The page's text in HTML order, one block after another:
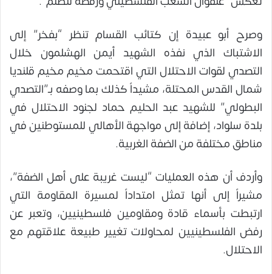
وصرح أبو عبيدة إن كتائب القسام تنظر “بفخر” إلى
الاشتباك الذي نفذه الشهيد أيمن الهشلمون خلال
التصدي لقوات الاحتلال التي اقتحمت مخيم مخيم قلنديا
شمال القدس المحتلة، مشيداً كذلك بما وصفه بـ”التصدي
البطولي” للشهيد عبد الحليم حماد لجنود الاحتلال في
بلدة سلواد، إضافة إلى مواجهة الأهالي للمستوطنين في
مناطق مختلفة من الضفة الغربية.
وأردف أن هذه العمليات “ليست غريبة على أهل الضفة”،
مشيراً إلى أنها تمثل امتداداً لمسيرة المقاومة التي
ارتبطت بأسماء قادة ومقاومين فلسطينيين، وتعبر عن
رفض الفلسطينيين لمحاولات تغيير طبيعة علاقتهم مع
الاحتلال.